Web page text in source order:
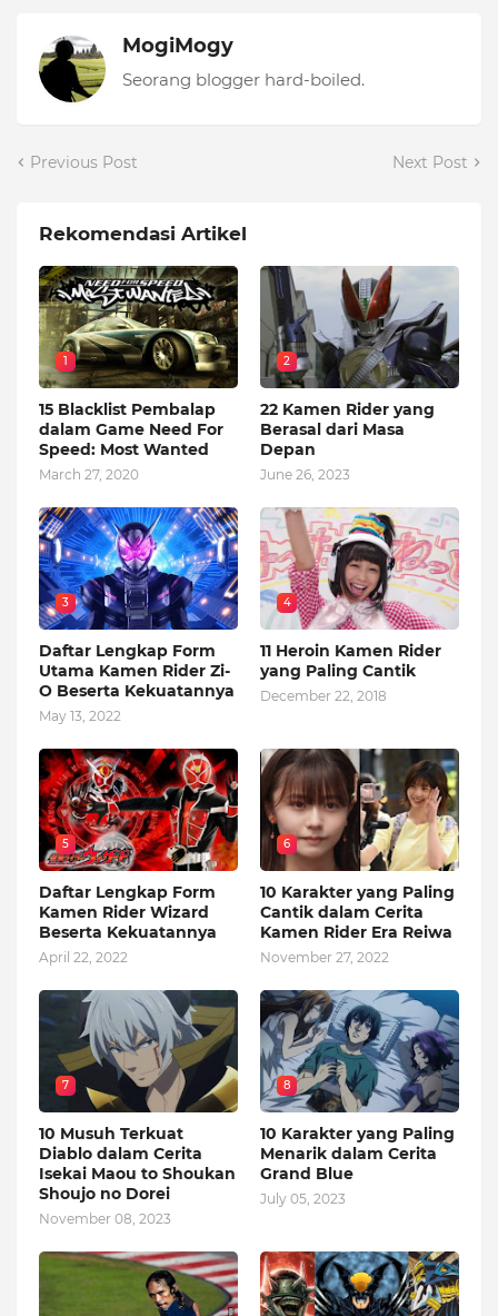
MogiMogy
Seorang blogger hard-boiled.
Previous Post Next Post
Rekomendasi Artikel
1
15 Blacklist Pembalap
dalam Game Need For
Speed: Most Wanted
March 27, 2020
2
22 Kamen Rider yang
Berasal dari Masa
Depan
June 26, 2023
3
Daftar Lengkap Form
Utama Kamen Rider Zi-
O Beserta Kekuatannya
May 13, 2022
4
11 Heroin Kamen Rider
yang Paling Cantik
December 22, 2018
5
Daftar Lengkap Form
Kamen Rider Wizard
Beserta Kekuatannya
April 22, 2022
6
10 Karakter yang Paling
Cantik dalam Cerita
Kamen Rider Era Reiwa
November 27, 2022
7
10 Musuh Terkuat
Diablo dalam Cerita
Isekai Maou to Shoukan
Shoujo no Dorei
November 08, 2023
8
10 Karakter yang Paling
Menarik dalam Cerita
Grand Blue
July 05, 2023